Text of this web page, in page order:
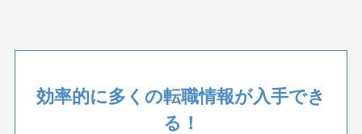
効率的に多くの転職情報が入手でき
る！